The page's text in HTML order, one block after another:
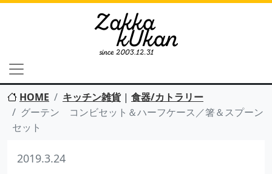
HOME キッチン雑貨| 食器/カトラリー
グーテン コンビセット＆ハーフケース／箸＆スプーン
セット
2019.3.24